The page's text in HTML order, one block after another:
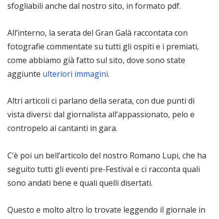
sfogliabili anche dal nostro sito, in formato pdf.
All’interno, la serata del Gran Galà raccontata con
fotografie commentate su tutti gli ospiti e i premiati,
come abbiamo già fatto sul sito, dove sono state
aggiunte ulteriori immagini.
Altri articoli ci parlano della serata, con due punti di
vista diversi: dal giornalista all’appassionato, pelo e
contropelo ai cantanti in gara.
C’è poi un bell’articolo del nostro Romano Lupi, che ha
seguito tutti gli eventi pre-Festival e ci racconta quali
sono andati bene e quali quelli disertati.
Questo e molto altro lo trovate leggendo il giornale in